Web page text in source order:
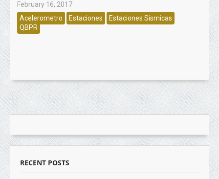
February 16, 2017
Acelerometro
Estaciones
Estaciones Sismicas
QBPR
RECENT POSTS